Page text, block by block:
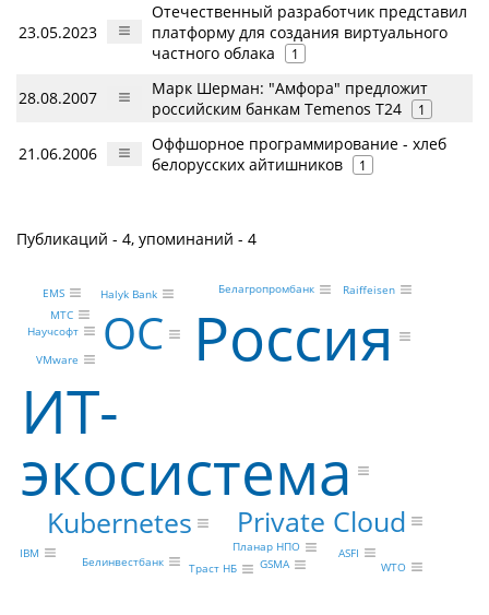
23.05.2023
Отечественный разработчик представил
платформу для создания виртуального
частного облака
1
28.08.2007
Марк Шерман: "Амфора" предложит
российским банкам Temenos T24
1
21.06.2006
Оффшорное программирование - хлеб
белорусских айтишников
1
Публикаций - 4, упоминаний - 4
ИТ-
экосистема
Россия
ОС
Kubernetes Private Cloud
Научсофт
Планар НПО
VMware
МТС
IBM
Белинвестбанк
ASFI
Raiffeisen
Траст НБ
Halyk Bank Белагропромбанк
GSMA WTO
EMS